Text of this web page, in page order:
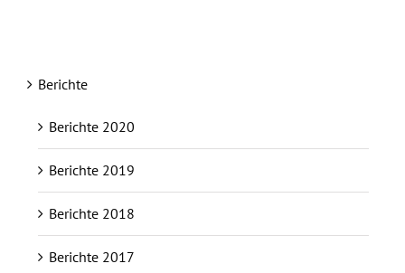
Berichte
Berichte 2020
Berichte 2019
Berichte 2018
Berichte 2017